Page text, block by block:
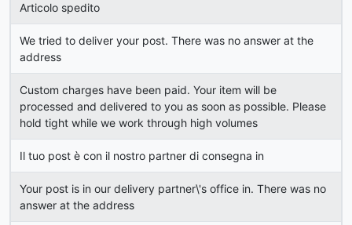
Articolo spedito
We tried to deliver your post. There was no answer at the
address
Custom charges have been paid. Your item will be
processed and delivered to you as soon as possible. Please
hold tight while we work through high volumes
Il tuo post è con il nostro partner di consegna in
Your post is in our delivery partner\'s office in. There was no
answer at the address